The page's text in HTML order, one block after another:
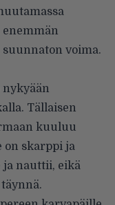
enemmän
suunnaton voima.
nykyään
Tällaisen
kuuluu
on skarppi ja
ja nauttii, eikä